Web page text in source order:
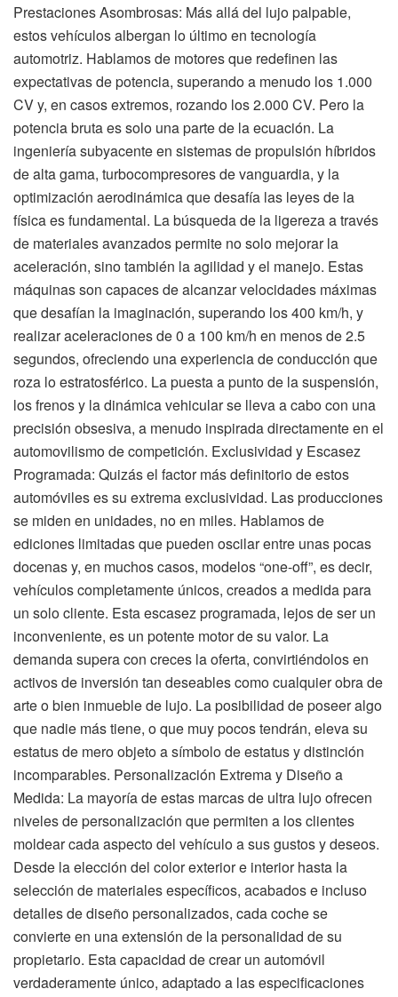
Prestaciones Asombrosas: Más allá del lujo palpable,
estos vehículos albergan lo último en tecnología
automotriz. Hablamos de motores que redefinen las
expectativas de potencia, superando a menudo los 1.000
CV y, en casos extremos, rozando los 2.000 CV. Pero la
potencia bruta es solo una parte de la ecuación. La
ingeniería subyacente en sistemas de propulsión híbridos
de alta gama, turbocompresores de vanguardia, y la
optimización aerodinámica que desafía las leyes de la
física es fundamental. La búsqueda de la ligereza a través
de materiales avanzados permite no solo mejorar la
aceleración, sino también la agilidad y el manejo. Estas
máquinas son capaces de alcanzar velocidades máximas
que desafían la imaginación, superando los 400 km/h, y
realizar aceleraciones de 0 a 100 km/h en menos de 2.5
segundos, ofreciendo una experiencia de conducción que
roza lo estratosférico. La puesta a punto de la suspensión,
los frenos y la dinámica vehicular se lleva a cabo con una
precisión obsesiva, a menudo inspirada directamente en el
automovilismo de competición. Exclusividad y Escasez
Programada: Quizás el factor más definitorio de estos
automóviles es su extrema exclusividad. Las producciones
se miden en unidades, no en miles. Hablamos de
ediciones limitadas que pueden oscilar entre unas pocas
docenas y, en muchos casos, modelos “one-off”, es decir,
vehículos completamente únicos, creados a medida para
un solo cliente. Esta escasez programada, lejos de ser un
inconveniente, es un potente motor de su valor. La
demanda supera con creces la oferta, convirtiéndolos en
activos de inversión tan deseables como cualquier obra de
arte o bien inmueble de lujo. La posibilidad de poseer algo
que nadie más tiene, o que muy pocos tendrán, eleva su
estatus de mero objeto a símbolo de estatus y distinción
incomparables. Personalización Extrema y Diseño a
Medida: La mayoría de estas marcas de ultra lujo ofrecen
niveles de personalización que permiten a los clientes
moldear cada aspecto del vehículo a sus gustos y deseos.
Desde la elección del color exterior e interior hasta la
selección de materiales específicos, acabados e incluso
detalles de diseño personalizados, cada coche se
convierte en una extensión de la personalidad de su
propietario. Esta capacidad de crear un automóvil
verdaderamente único, adaptado a las especificaciones